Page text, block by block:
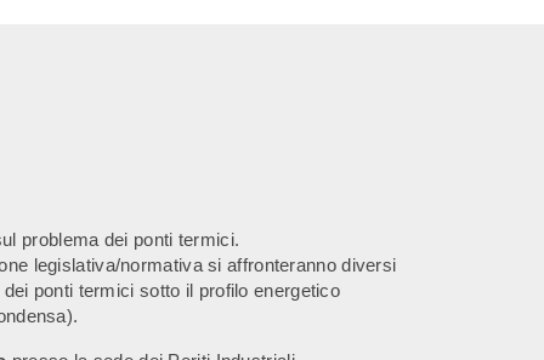
problema dei ponti termici.
legislativa/normativa si affronteranno diversi
ponti termici sotto il profilo energetico